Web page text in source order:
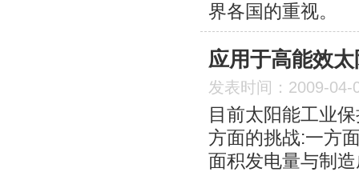
界各国的重视。
应用于高能效
发表时间：2009-04-
目前太阳能工业
方面的挑战:一方
面积发电量与制